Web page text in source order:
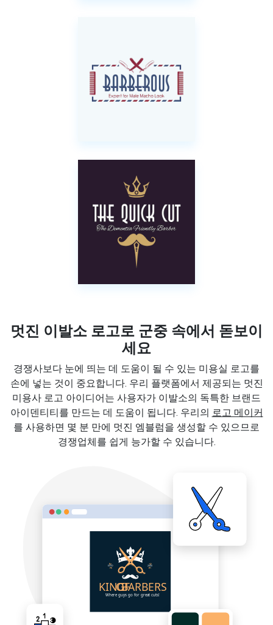
멋진 이발소 로고로 군중 속에서 돋보이
세요
경쟁사보다 눈에 띄는 데 도움이 될 수 있는 미용실 로고를
손에 넣는 것이 중요합니다. 우리 플랫폼에서 제공되는 멋진
미용사 로고 아이디어는 사용자가 이발소의 독특한 브랜드
아이덴티티를 만드는 데 도움이 됩니다. 우리의 로고 메이커
를 사용하면 몇 분 만에 멋진 엠블럼을 생성할 수 있으므로
경쟁업체를 쉽게 능가할 수 있습니다.